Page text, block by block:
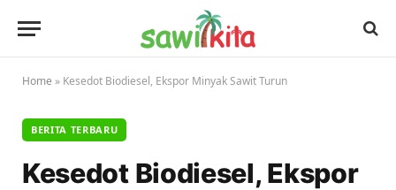
Home » Kesedot Biodiesel, Ekspor Minyak Sawit Turun
BERITA TERBARU
Kesedot Biodiesel, Ekspor